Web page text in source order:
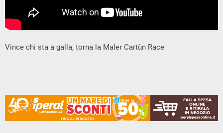
Vince chi sta a galla, torna la Maler Cartùn Race